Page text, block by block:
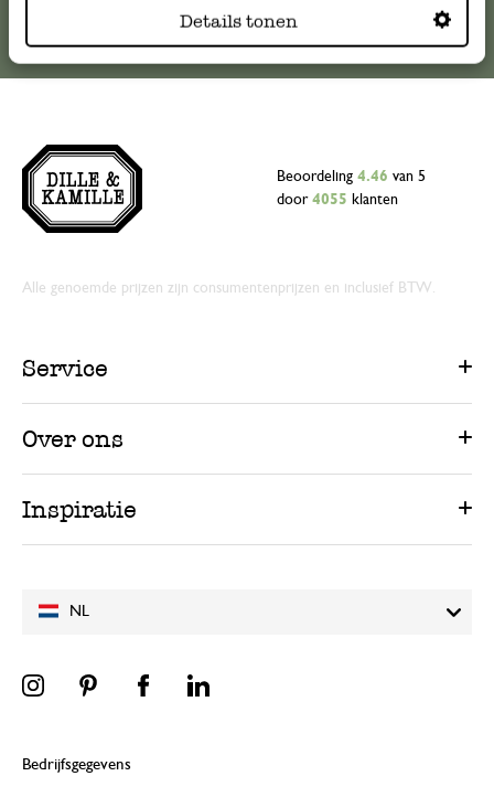
Details tonen
NL
Beoordeling 4.46 van 5
door 4055 klanten
Alle genoemde prijzen zijn consumentenprijzen en inclusief BTW.
Service
Over ons
Inspiratie
Bedrijfsgegevens